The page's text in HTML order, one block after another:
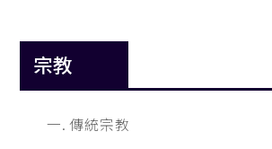
宗教
傳統宗教